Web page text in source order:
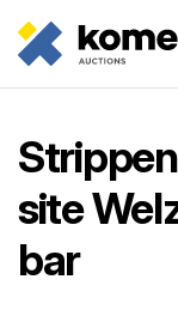
site
bar